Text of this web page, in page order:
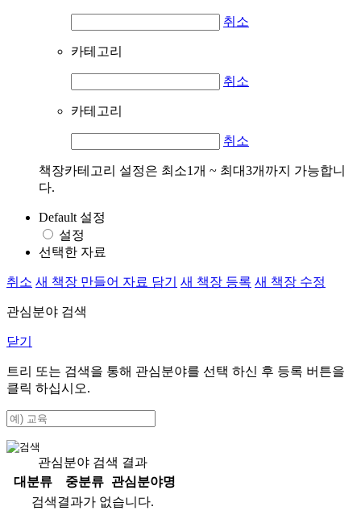
취소
카테고리
취소
카테고리
취소
책장카테고리 설정은 최소1개 ~ 최대3개까지 가능합니
다.
Default 설정
설정
선택한 자료
취소 새 책장 만들어 자료 담기 새 책장 등록 새 책장 수정
관심분야 검색
닫기
트리 또는 검색을 통해 관심분야를 선택 하신 후 등록 버튼을
클릭 하십시오.
관심분야 검색 결과
대분류
중분류
관심분야명
검색결과가 없습니다.